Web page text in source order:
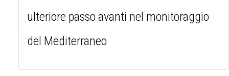
ulteriore passo avanti nel monitoraggio
del Mediterraneo